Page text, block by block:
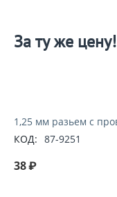
За ту же цену!
1,25 мм разьем с
КОД: 87-9251
38₽